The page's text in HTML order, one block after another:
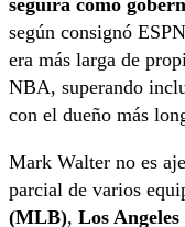
según consignó
era más larga de
NBA, superando
con el dueño más
Mark Walter no es
parcial de varios
(MLB), Los